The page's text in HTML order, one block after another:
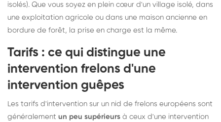
isolés). Que vous soyez en plein cœur d'un village isolé, dans
une exploitation agricole ou dans une maison ancienne en
bordure de forêt, la prise en charge est la même.
Tarifs : ce qui distingue une
intervention frelons d'une
intervention guêpes
Les tarifs d'intervention sur un nid de frelons européens sont
généralement un peu supérieurs à ceux d'une intervention